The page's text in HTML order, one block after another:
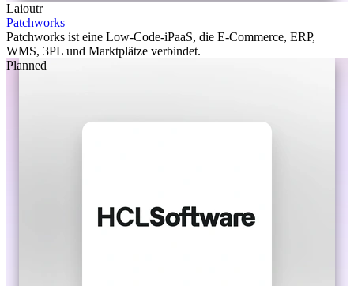
Laioutr
Patchworks
Patchworks ist eine Low-Code-iPaaS, die E-Commerce, ERP,
WMS, 3PL und Marktplätze verbindet.
Planned